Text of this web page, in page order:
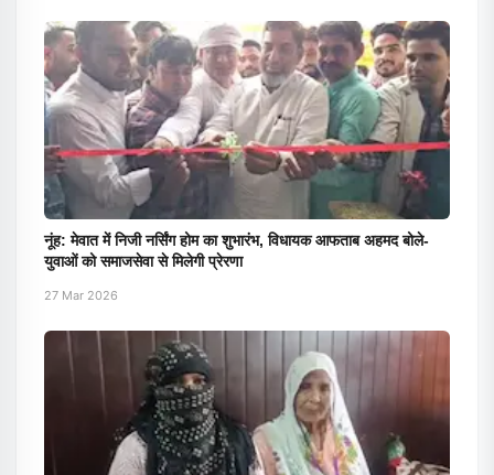
नूंह: मेवात में निजी नर्सिंग होम का शुभारंभ, विधायक आफताब अहमद बोले-
युवाओं को समाजसेवा से मिलेगी प्रेरणा
27 Mar 2026